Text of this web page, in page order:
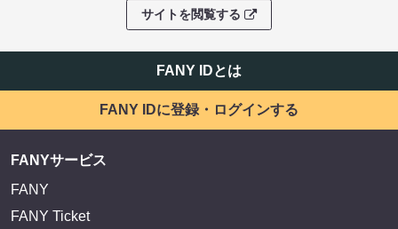
サイトを閲覧する
FANY IDとは
FANY IDに登録・ログインする
FANYサービス
FANY
FANY Ticket